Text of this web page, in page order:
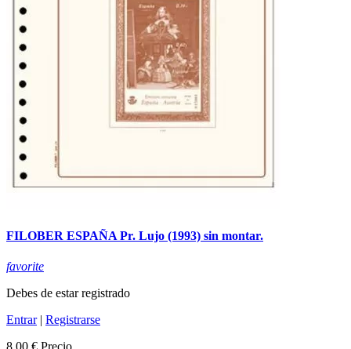
FILOBER ESPAÑA Pr. Lujo (1993) sin montar.
favorite
Debes de estar registrado
Entrar| Registrarse
8,00 € Precio